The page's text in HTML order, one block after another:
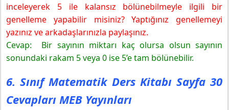
inceleyerek 5 ile kalansız bölünebilmeyle ilgili bir
genelleme yapabilir misiniz? Yaptığınız genellemeyi
yazınız ve arkadaşlarınızla paylaşınız.
Cevap: Bir sayının miktarı kaç olursa olsun sayının
sonundaki rakam 5 veya 0 ise 5’e tam bölünebilir.
6. Sınıf Matematik Ders Kitabı Sayfa 30
Cevapları MEB Yayınları